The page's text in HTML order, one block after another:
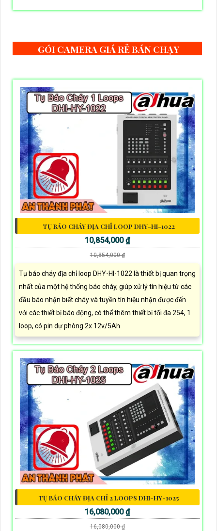
GÓI CAMERA GIÁ RẺ BÁN CHẠY
TỤ BÁO CHÁY ĐỊA CHỈ LOOP DHY-HI-1022
10,854,000 ₫
10,854,000 ₫
Tụ báo cháy địa chỉ loop DHY-HI-1022 là thiết bị quan trọng
nhất của một hệ thống báo cháy, giúp xử lý tín hiệu từ các
đầu báo nhận biết cháy và tuyền tín hiệu nhận được đến
với các thiết bị báo động, có thể thêm thiết bị tối đa 254, 1
loop, có pin dự phòng 2x 12v/5Ah
TỤ BÁO CHÁY ĐỊA CHỈ 2 LOOPS DHI-HY-1025
16,080,000 ₫
16,080,000 ₫